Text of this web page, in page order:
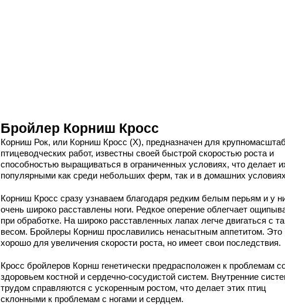
Бройлер Корниш Кросс
Корниш Рок, или Корниш Кросс (X), предназначен для
птицеводческих работ, известны своей быстрой скоростью роста и
способностью выращиваться в ограниченных условиях, что делает
популярными как среди небольших ферм, так и в домашних
Корниш Кросс сразу узнаваем благодаря редким белым перьям и у
очень широко расставлены ноги. Редкое оперение облегчает
при обработке. На широко расставленных лапах легче двигаться с
весом. Бройлеры Корниш прославились ненасытным аппетитом. Это
хорошо для увеличения скорости роста, но имеет свои последствия.
Кросс бройлеров Корнш генетически предрасположен к проблемам
здоровьем костной и сердечно-сосудистой систем. Внутренние
трудом справляются с ускоренным ростом, что делает этих птиц
склонными к проблемам с ногами и сердцем.